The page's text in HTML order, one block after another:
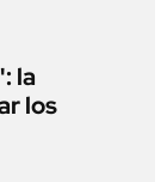
la
los